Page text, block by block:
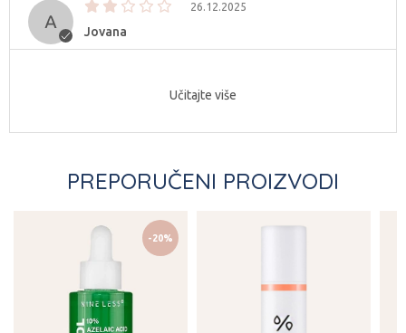
26.12.2025
Jovana
Učitajte više
PREPORUČENI PROIZVODI
-20%